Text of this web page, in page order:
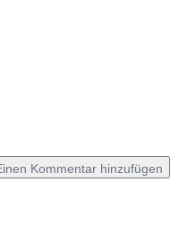
Kommentar hinzufügen